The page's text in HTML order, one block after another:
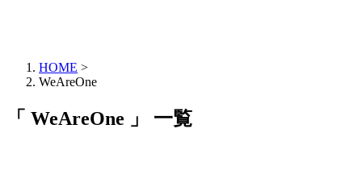
HOME >
WeAreOne
「 WeAreOne 」 一覧